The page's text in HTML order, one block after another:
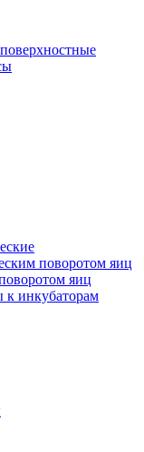
поворотом яиц
яиц
к инкубаторам